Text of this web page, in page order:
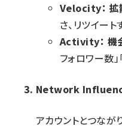
Velocity： 拡
さ、リツイー
Activity： 機
フォロワー数」
Network Influence
アカウントとつなが